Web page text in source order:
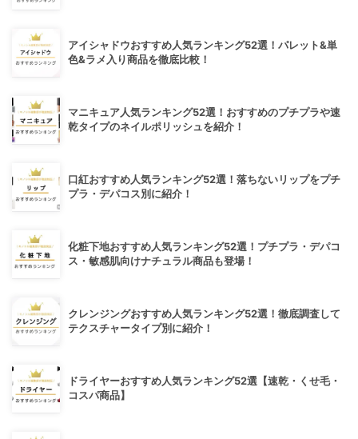
アイシャドウおすすめ人気ランキング52選！パレット&単
色&ラメ入り商品を徹底比較！
マニキュア人気ランキング52選！おすすめのプチプラや速
乾タイプのネイルポリッシュを紹介！
口紅おすすめ人気ランキング52選！落ちないリップをプチ
プラ・デパコス別に紹介！
化粧下地おすすめ人気ランキング52選！プチプラ・デパコ
ス・敏感肌向けナチュラル商品も登場！
クレンジングおすすめ人気ランキング52選！徹底調査して
テクスチャータイプ別に紹介！
ドライヤーおすすめ人気ランキング52選【速乾・くせ毛・
コスパ商品】